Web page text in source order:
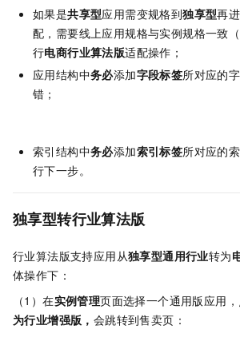
如果是共享型应用需变规格到独享型再
配，需要线上应用规格与实例规格一致
行电商行业算法版适配操作；
应用结构中务必添加字段标签所对应的
错；
索引结构中务必添加索引标签所对应的
行下一步。
独享型转行业算法版
行业算法版支持应用从独享型通用行业转为
体操作下：
（1）在实例管理页面选择一个通用版应用
为行业增强版， 会跳转到售卖页：